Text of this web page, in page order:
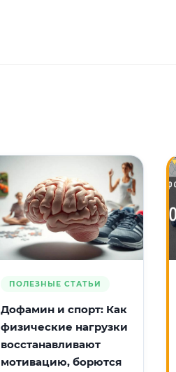
ПОЛЕЗНЫЕ СТАТЬИ
Дофамин и спорт: Как
физические нагрузки
восстанавливают
мотивацию, борются